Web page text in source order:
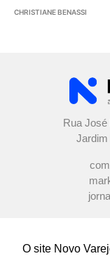
O site Novo
CHRISTIANE BENASSI
Rua José
Jardim